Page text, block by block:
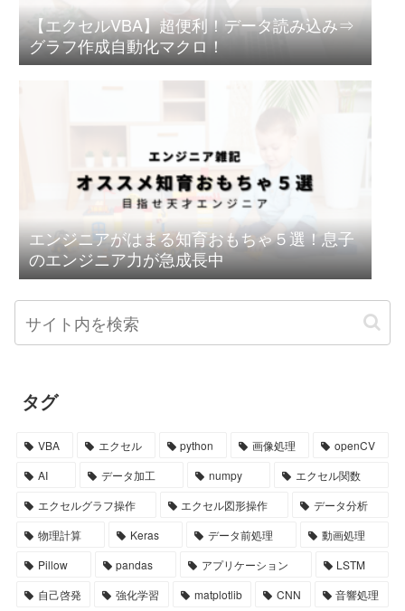
【エクセルVBA】超便利！データ読み込み⇒
グラフ作成自動化マクロ！
エンジニアがはまる知育おもちゃ５選！息子
のエンジニア力が急成長中
タグ
VBA エクセル python 画像処理
openCV
AI
データ加工 numpy
エクセル関数
エクセルグラフ操作
エクセル図形操作
データ分析
物理計算
Keras データ前処理
動画処理
Pillow
pandas アプリケーション
LSTM
自己啓発
強化学習 matplotlib CNN
音響処理